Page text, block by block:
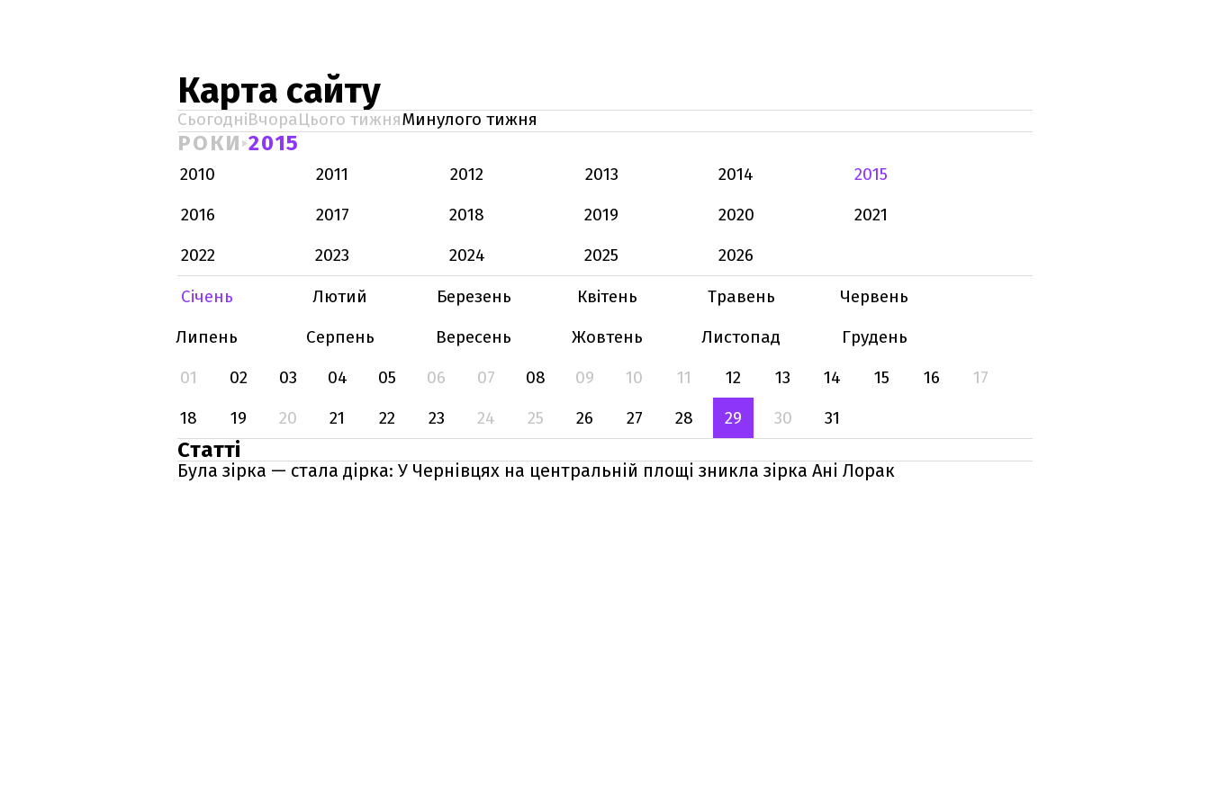
Карта сайту
СьогодніВчораЦього тижняМинулого тижня
РОКИ 2015
2010 2011 2012 2013 2014
2015
2016
2017 2018 2019 2020
2021
2022
2023 2024 2025
2026
Січень
Лютий Березень Квітень Травень
Червень
Липень
Серпень Вересень Жовтень Листопад
Грудень
01
02 03 04 05 06 07 08 09 10 11 12 13 14 15 16
17
18
19 20 21 22 23 24 25 26 27 28 29 30 31
Статті
Була зірка — стала дірка: У Чернівцях на центральній площі зникла зірка Ані Лорак